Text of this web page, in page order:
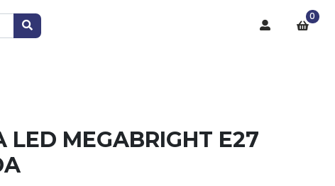
0
LED MEGABRIGHT E27